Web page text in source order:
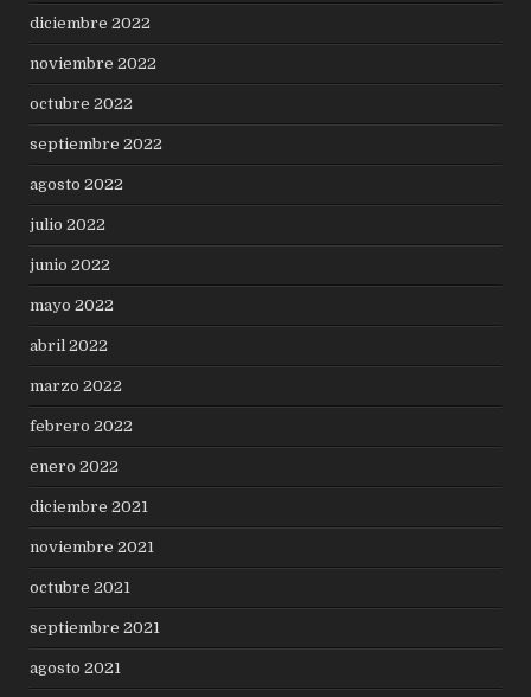
diciembre 2022
noviembre 2022
octubre 2022
septiembre 2022
agosto 2022
julio 2022
junio 2022
mayo 2022
abril 2022
marzo 2022
febrero 2022
enero 2022
diciembre 2021
noviembre 2021
octubre 2021
septiembre 2021
agosto 2021